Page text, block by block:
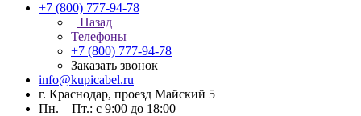
+7 (800) 777-94-78
Назад
Телефоны
+7 (800) 777-94-78
Заказать звонок
info@kupicabel.ru
г. Краснодар, проезд Майский 5
Пн. – Пт.: с 9:00 до 18:00